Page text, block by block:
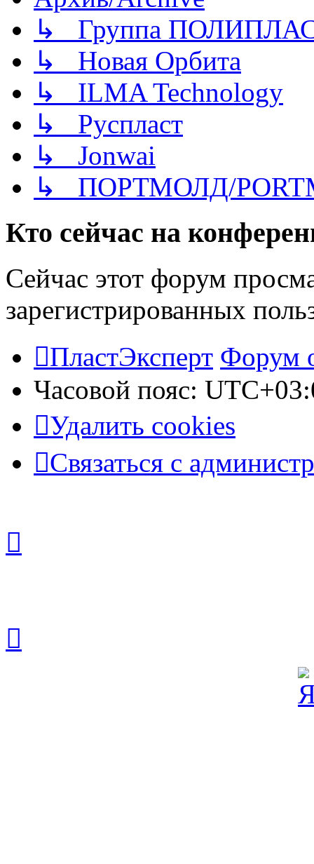
↳ Группа
↳ Новая Орбита
↳ ILMA Technology
↳ Руспласт
↳ Jonwai
↳ ПОРТМОЛД/
Кто сейчас на
Сейчас этот форум
зарегистрированных
ПластЭксперт Форум
Часовой пояс:
Удалить cookies
Связаться с